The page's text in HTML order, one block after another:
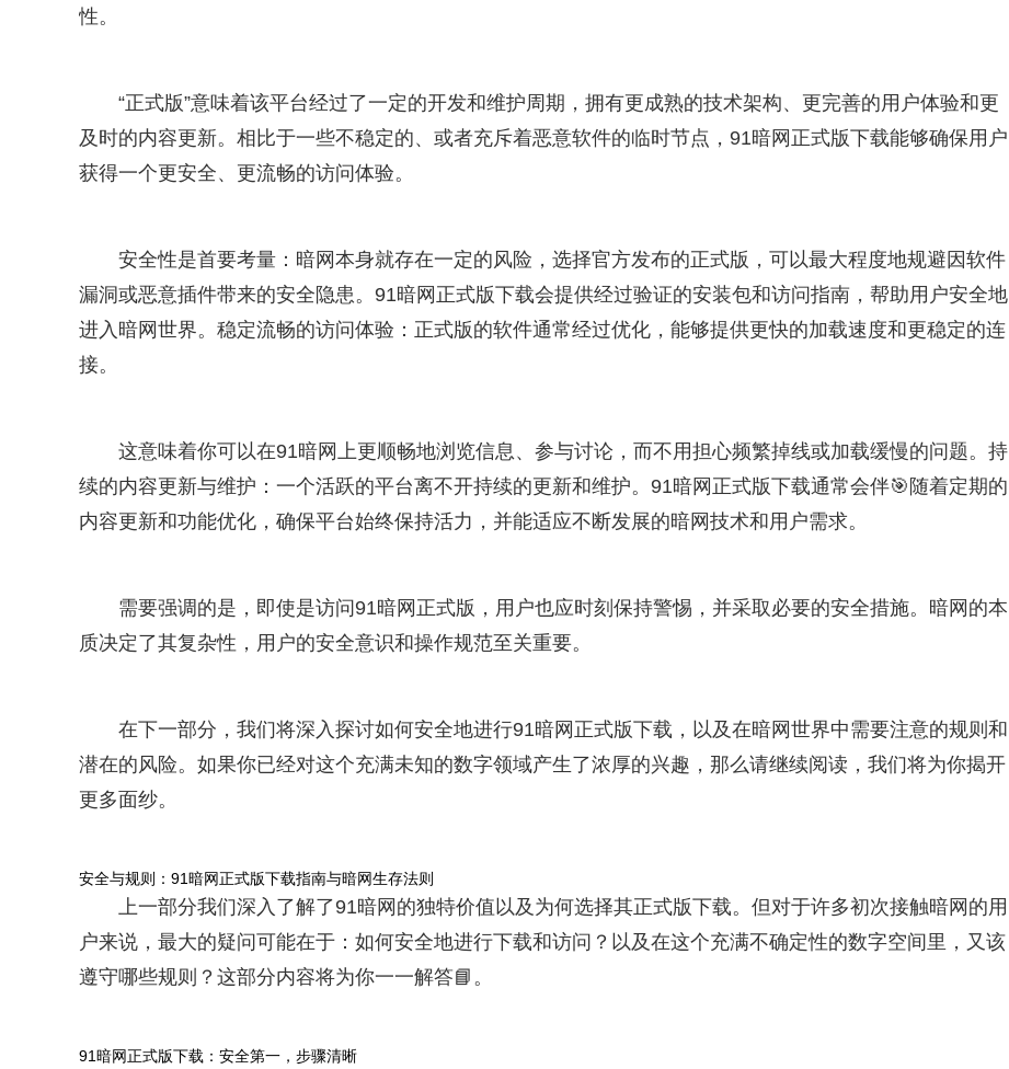
性。
“正式版”意味着该平台经过了一定的开发和维护周期，拥有更成熟的技术架构、更完善的用户体验和更
及时的内容更新。相比于一些不稳定的、或者充斥着恶意软件的临时节点，91暗网正式版下载能够确保用户
获得一个更安全、更流畅的访问体验。
安全性是首要考量：暗网本身就存在一定的风险，选择官方发布的正式版，可以最大程度地规避因软件
漏洞或恶意插件带来的安全隐患。91暗网正式版下载会提供经过验证的安装包和访问指南，帮助用户安全地
进入暗网世界。稳定流畅的访问体验：正式版的软件通常经过优化，能够提供更快的加载速度和更稳定的连
接。
这意味着你可以在91暗网上更顺畅地浏览信息、参与讨论，而不用担心频繁掉线或加载缓慢的问题。持
续的内容更新与维护：一个活跃的平台离不开持续的更新和维护。91暗网正式版下载通常会伴🎯随着定期的
内容更新和功能优化，确保平台始终保持活力，并能适应不断发展的暗网技术和用户需求。
需要强调的是，即使是访问91暗网正式版，用户也应时刻保持警惕，并采取必要的安全措施。暗网的本
质决定了其复杂性，用户的安全意识和操作规范至关重要。
在下一部分，我们将深入探讨如何安全地进行91暗网正式版下载，以及在暗网世界中需要注意的规则和
潜在的风险。如果你已经对这个充满未知的数字领域产生了浓厚的兴趣，那么请继续阅读，我们将为你揭开
更多面纱。
安全与规则：91暗网正式版下载指南与暗网生存法则
上一部分我们深入了解了91暗网的独特价值以及为何选择其正式版下载。但对于许多初次接触暗网的用
户来说，最大的疑问可能在于：如何安全地进行下载和访问？以及在这个充满不确定性的数字空间里，又该
遵守哪些规则？这部分内容将为你一一解答📘。
91暗网正式版下载：安全第一，步骤清晰